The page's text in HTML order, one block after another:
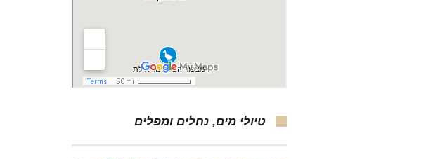
טיולי מים, נחלים ומפלים